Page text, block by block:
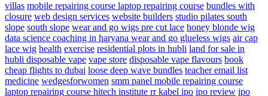
villas mobile repairing course laptop repairing course bundles with
closure web design services website builders studio pilates south
slope south slope wear and go wigs pre cut lace honey blonde wig
data science coaching in haryana wear and go glueless wigs air cap
lace wig health exercise residential plots in hubli land for sale in
hubli disposable vape vape store disposable vape flavours book
cheap flights to dubai loose deep wave bundles teacher email list
medicine wedgesforwomen smm panel mobile repairing course
laptop repairing course hitech institute rr kabel ipo ipo review ipo